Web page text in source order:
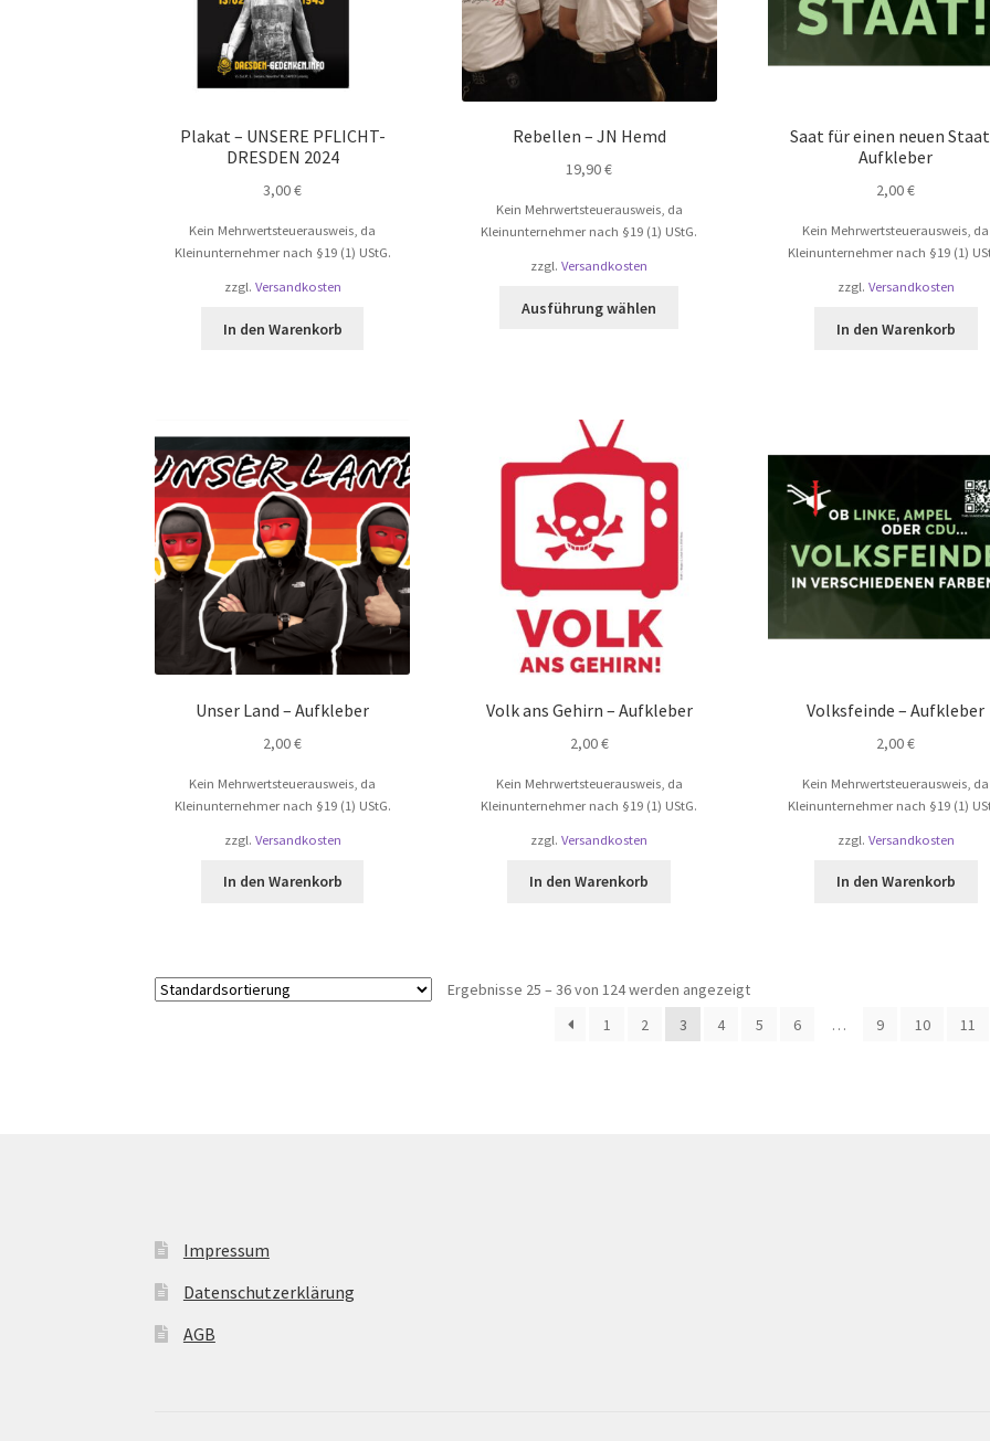
Produktseite
gewählt
werden
Plakat – UNSERE PFLICHT-
DRESDEN 2024
3,00€
Kein Mehrwertsteuerausweis, da
Kleinunternehmer nach §19 (1) UStG.
zzgl. Versandkosten
In den Warenkorb
Rebellen – JN Hemd
19,90€
Kein Mehrwertsteuerausweis, da
Kleinunternehmer nach §19 (1) UStG.
zzgl.Versandkosten
Ausführung wählen
Optionen
der
Produktseite
gewählt
Saat für einen neuen
Aufkleber
2,00€
Kein Mehrwertsteuerausweis, da
Kleinunternehmer nach §19 (1)
zzgl. Versandkosten
In den Warenkorb
Unser Land – Aufkleber
2,00€
Kein Mehrwertsteuerausweis, da
Kleinunternehmer nach §19 (1) UStG.
zzgl. Versandkosten
In den Warenkorb
Volk ans Gehirn – Aufkleber
2,00€
Kein Mehrwertsteuerausweis, da
Kleinunternehmer nach §19 (1) UStG.
zzgl.Versandkosten
In den Warenkorb
Volksfeinde – Aufkleber
2,00€
Kein Mehrwertsteuerausweis, da
Kleinunternehmer nach §19 (1)
zzgl. Versandkosten
In den Warenkorb
Ergebnisse 25 – 36 von 124 werden angezeigt
1
2 3 4 5 6 … 9 10 11
Impressum
Datenschutzerklärung
AGB